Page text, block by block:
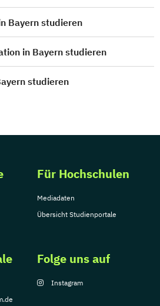
Bayern studieren
in Bayern studieren
studieren
Für Hochschulen
Mediadaten
Übersicht Studienportale
Folge uns auf
Instagram